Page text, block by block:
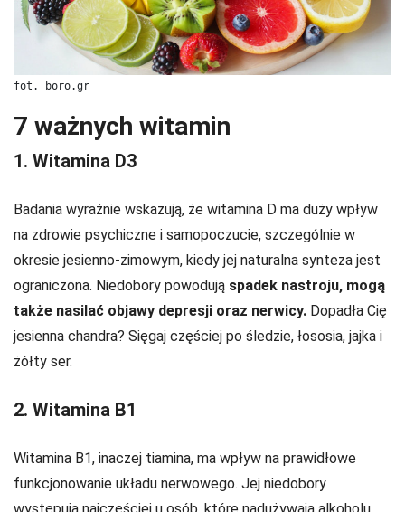
fot. boro.gr
7 ważnych witamin
1. Witamina D3
Badania wyraźnie wskazują, że witamina D ma duży wpływ
na zdrowie psychiczne i samopoczucie, szczególnie w
okresie jesienno-zimowym, kiedy jej naturalna synteza jest
ograniczona. Niedobory powodują spadek nastroju, mogą
także nasilać objawy depresji oraz nerwicy. Dopadła Cię
jesienna chandra? Sięgaj częściej po śledzie, łososia, jajka i
żółty ser.
2. Witamina B1
Witamina B1, inaczej tiamina, ma wpływ na prawidłowe
funkcjonowanie układu nerwowego. Jej niedobory